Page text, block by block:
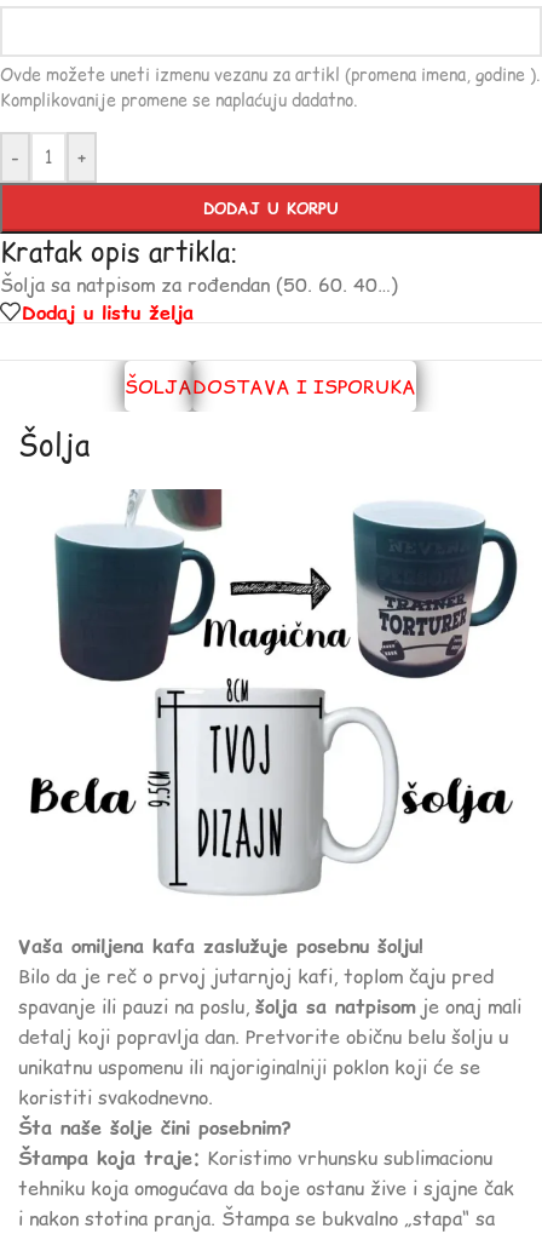
Ovde možete uneti izmenu vezanu za artikl (promena imena, godine ).
Komplikovanije promene se naplaćuju dadatno.
- +
DODAJ U KORPU
Kratak opis artikla:
Šolja sa natpisom za rođendan (50. 60. 40…)
Dodaj u listu želja
ŠOLJADOSTAVA I ISPORUKA
Šolja
Vaša omiljena kafa zaslužuje posebnu šolju!
Bilo da je reč o prvoj jutarnjoj kafi, toplom čaju pred
spavanje ili pauzi na poslu, šolja sa natpisomje onaj mali
detalj koji popravlja dan. Pretvorite običnu belu šolju u
unikatnu uspomenu ili najoriginalniji poklon koji će se
koristiti svakodnevno.
Šta naše šolje čini posebnim?
Štampa koja traje: Koristimo vrhunsku sublimacionu
tehniku koja omogućava da boje ostanu žive i sjajne čak
i nakon stotina pranja. Štampa se bukvalno „stapa“ sa